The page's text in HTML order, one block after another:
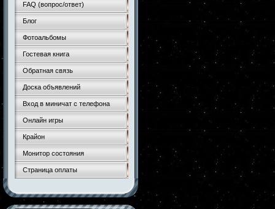
FAQ (вопрос/ответ)
Блог
Фотоальбомы
Гостевая книга
Обратная связь
Доска объявлений
Вход в миничат с телефона
Онлайн игры
Крайон
Монитор состояния
Страница оплаты